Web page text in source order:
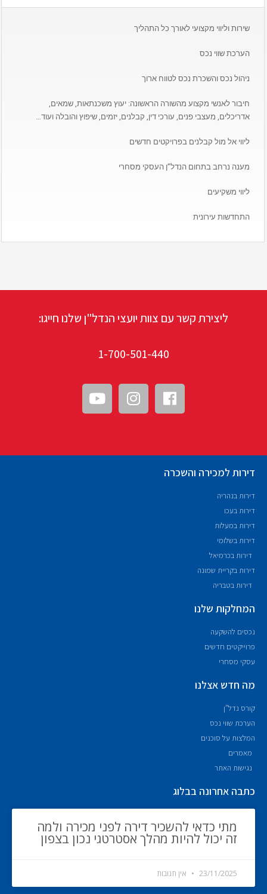
שירות וליווי מקצועי לאורך כל התהליך
הערכת שווי נכס
ניהול נכס והשכרת נכס לטווח ארוך
חיבור לאנשי מקצוע מהשורה הראשונה: יעוץ משכנתאות, שמאים,
אדריכלים, מעצבי פנים, עורכי דין, קבלנים, יזמים, שיפוץ והובלה ועוד…
ליווי אל מול קבלנים בפרויקטים חדשים
מענה נרחב בתחום הנדל”ן העסקי מסחרי
ליווי משקיעים
התחדשות עירונית
ליצירת קשר עם צוות יועצי הנדל"ן שלנו חייגו:
1-700-501-440
דירות למכירה והשכרה
דירות בנהריה
דירות בעכו
דירות במעלות
דירות בשלומי
דירות בכרמיאל
דירות בקריית שמונה
דירות בטבריה
המחלקות שלנו
נכסים להשקעה
פרוייקטים חדשים
עסקי מסחרי
מה חדש אצלנו
קורס נדל"ן
הערכת שווי נכס
המלצות על סוכנים
מאמרים
נגישות האתר
כתבה אחרונה בבלוג
מתי כדאי להשכיר דירה לפני מכירה ולמה
זה יכול להיות מהלך אסטרטגי נכון בצפון
23/11/2025 אין תגובות